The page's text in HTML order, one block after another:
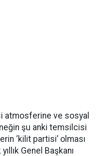
atmosferine ve sosyal
şu anki temsilcisi
‘kilit partisi’ olması
Genel Başkanı